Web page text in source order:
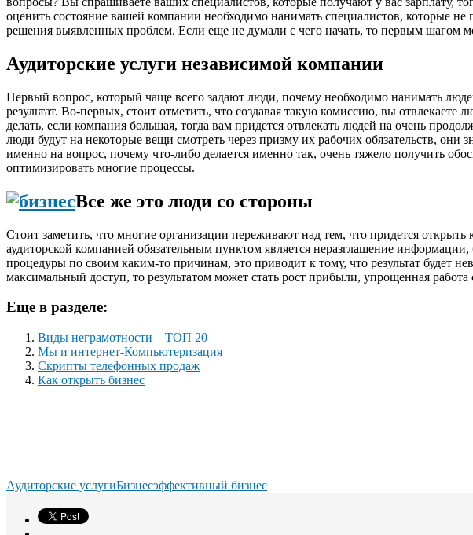
оценить состояние вашей компании необходимо нанимать специалистов,
решения выявленных проблем. Если еще не думали с чего начать, то первым шагом
Аудиторские услуги независимой компании
Первый вопрос, который чаще всего задают люди, почему необходимо нанимать
результат. Во-первых, стоит отметить, что создавая такую комиссию, вы
делать, если компания большая, тогда вам придется отвлекать людей на очень
люди будут на некоторые вещи смотреть через призму их рабочих обязательств, они
именно на вопрос, почему что-либо делается именно так, очень тяжело получить
оптимизировать многие процессы.
Все же это люди со стороны
Стоит заметить, что многие организации переживают над тем, что придется
аудиторской компанией обязательным пунктом является неразглашение
процедуры по своим каким-то причинам, это приводит к тому, что результат будет
максимальный доступ, то результатом может стать рост прибыли, упрощенная
Еще в разделе:
Виды неграмотности – ТОП 20
Мы и интернет-Компьютеризация
Скрипты телефонных продаж
Как открыть бизнес
Аудиторские услугиБизнесэффективный бизнес